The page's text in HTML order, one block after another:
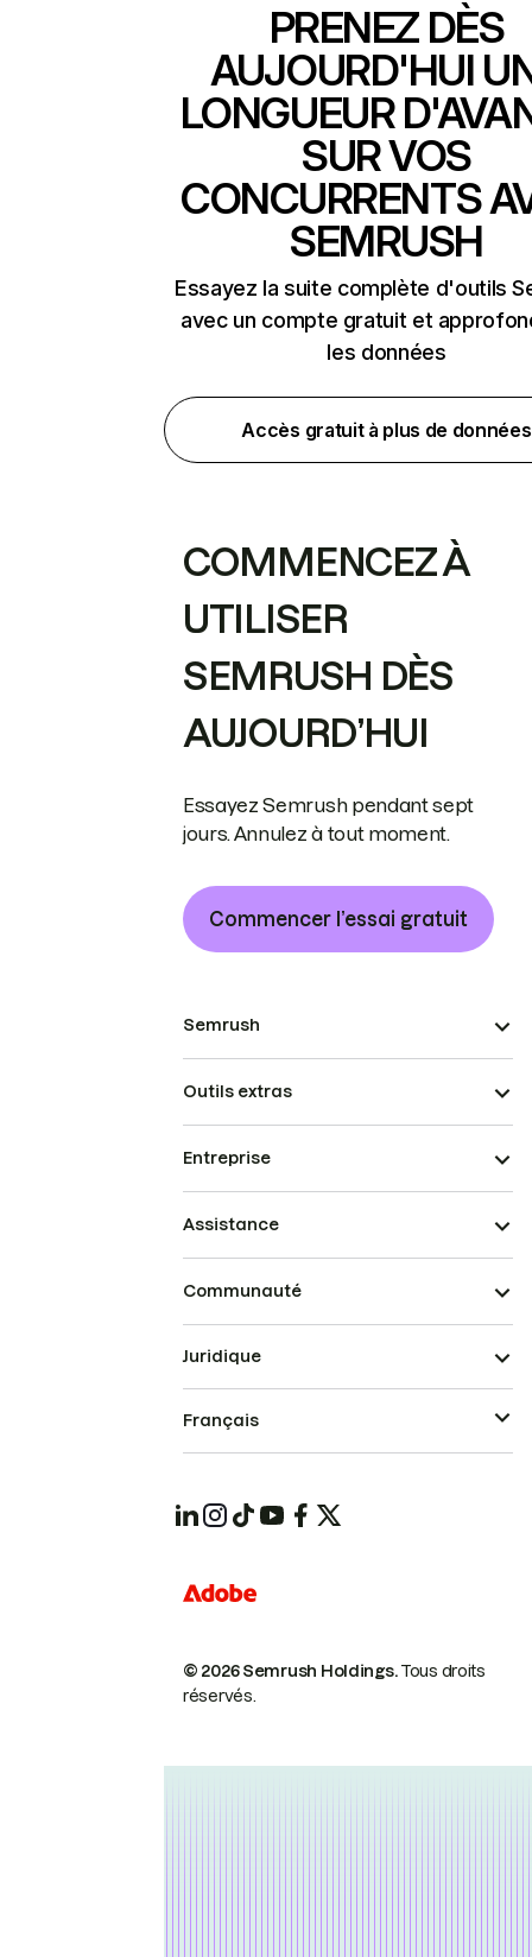
PRENEZ DÈS
AUJOURD'HUI
LONGUEUR
SUR VOS
CONCURRENTS
SEMRUSH
Essayez la suite complète d'outils
avec un compte gratuit et
les données
Accès gratuit à plus de données
COMMENCEZ À
UTILISER
SEMRUSH DÈS
AUJOURD’HUI
Essayez Semrush pendant sept
jours. Annulez à tout moment.
Commencer l’essai gratuit
Semrush
Outils extras
Entreprise
Assistance
Communauté
© 2026 Semrush Holdings.Tous droits
réservés.
Juridique
Français